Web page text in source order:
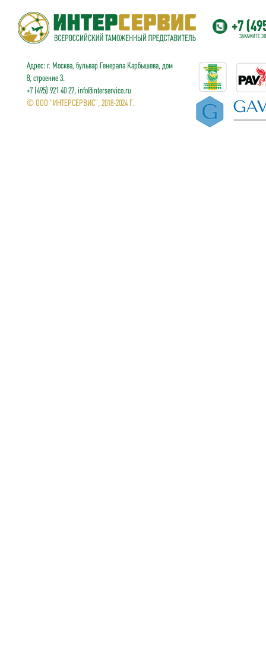
+7
ЗАКАЖИТЕ
Адрес: г. Москва, бульвар Генерала Карбышева, дом
8, строение 3.
+7 (495) 921 40 27, info@interservico.ru
© ООО "ИНТЕРСЕРВИС", 2018-2024 Г.